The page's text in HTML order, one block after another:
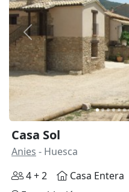
Anterior
Casa Sol
Anies - Huesca
4 + 2
Casa Entera